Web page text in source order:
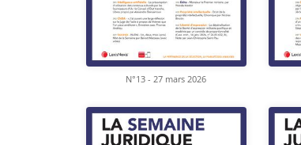
N°13 - 27 mars 2026